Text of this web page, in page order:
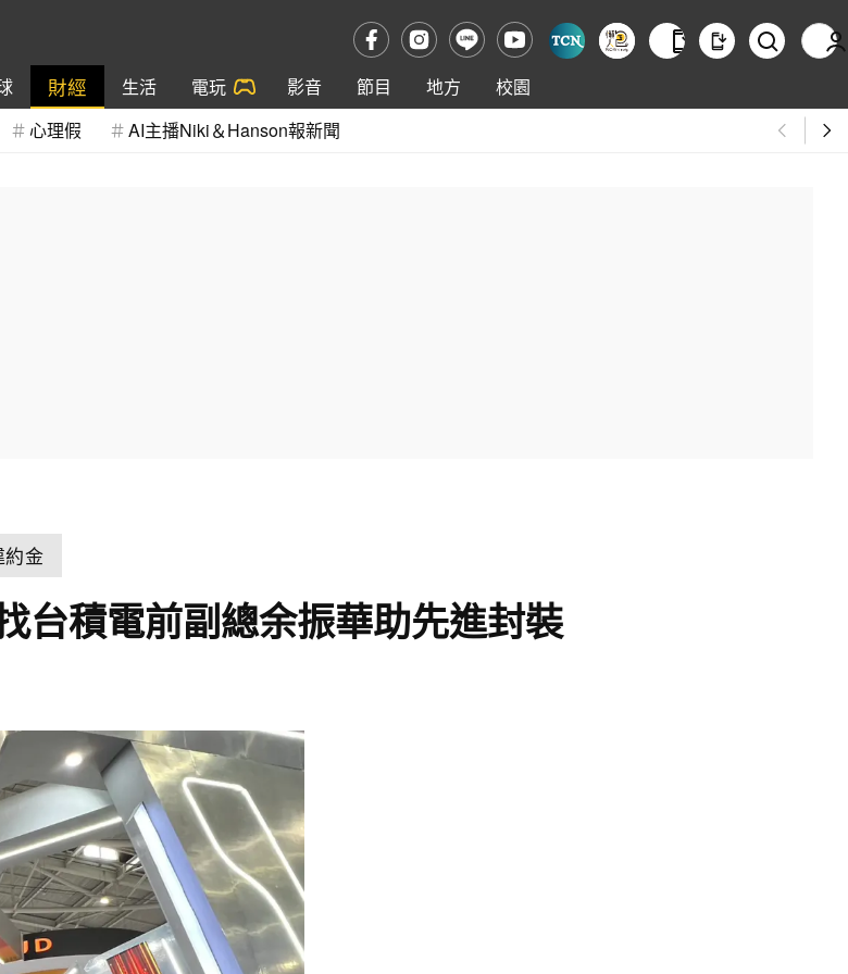
財經 生活 電玩 影音 節目 地方
校園
心理假 AI主播Niki＆Hanson報新聞
金
積電前副總余振華助先進封裝